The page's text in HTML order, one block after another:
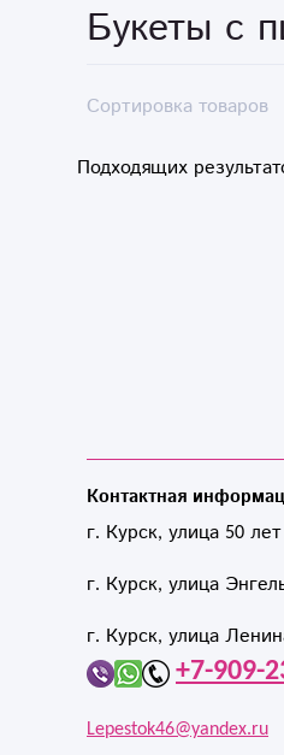
Букеты с
Сортировка товаров
Подходящих
Контактная
г. Курск, улица 50
г. Курск, улица
г. Курск, улица
+7-909-
Lepestok46@yandex.ru